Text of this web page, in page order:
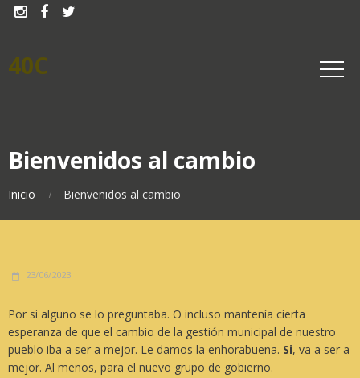
  
40C
Bienvenidos al cambio
Inicio Bienvenidos al cambio
23/06/2023
Por si alguno se lo preguntaba. O incluso mantenía cierta
esperanza de que el cambio de la gestión municipal de nuestro
pueblo iba a ser a mejor. Le damos la enhorabuena. Si, va a ser a
mejor. Al menos, para el nuevo grupo de gobierno.